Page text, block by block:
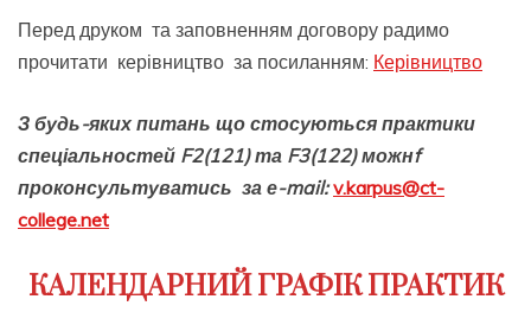
Перед друком та заповненням договору радимо
прочитати керівництво за посиланням: Керівництво
З будь-яких питань що стосуються практики
спеціальностей F2(121) та F3(122) можнf
проконсультуватись за е-mail:v.karpus@ct-
college.net
КАЛЕНДАРНИЙ ГРАФІК ПРАКТИК